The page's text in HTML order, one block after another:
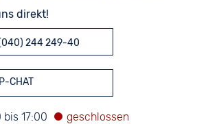
direkt!
(040) 244 249-40
CHAT
17:00